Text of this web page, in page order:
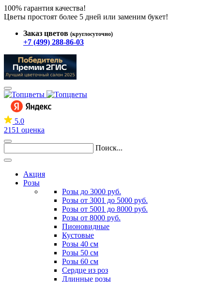
100% гарантия качества!
Цветы простоят более 5 дней или заменим букет!
Заказ цветов (круглосуточно)
+7 (499) 288-86-03
5.0
2151 оценка
Поиск...
Акция
Розы
Розы до 3000 руб.
Розы от 3001 до 5000 руб.
Розы от 5001 до 8000 руб.
Розы от 8000 руб.
Пионовидные
Кустовые
Розы 40 см
Розы 50 см
Розы 60 см
Сердце из роз
Длинные розы